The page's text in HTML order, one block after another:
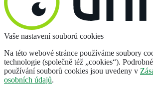
Vaše nastavení souborů cookies
Na této webové stránce používáme soubory
technologie (společně též „cookies“).
používání souborů cookies jsou uvedeny v
osobních údajů.